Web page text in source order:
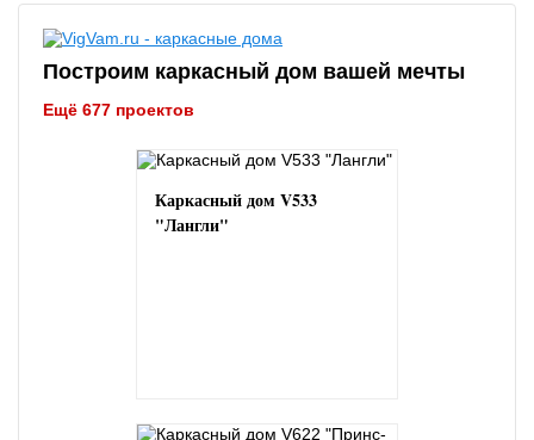
Построим каркасный дом вашей мечты
Ещё 677 проектов
Каркасный дом V533
"Лангли"